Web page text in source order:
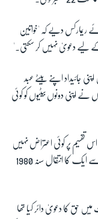
ریمارکس دیے کہ 'خواتین
کے لیے دعویٰ نہیں کر سکتی۔'
عیسیٰ خان نامی ایک شخص نے سنہ 1935 میں اپنی جائیداد اپنے بیٹے عبد
نے اپنی دونوں بیٹیوں کو کوئی
تقسیم پر کوئی اعتراض نہیں
اٹھایا تھا اور نہ ہی اسے چیلنج کیا تھا۔ ان دونوں بہنوں میں سے ایک کا انتقال سنہ 1980
میں حق کا دعویٰ دائر کیا تھا